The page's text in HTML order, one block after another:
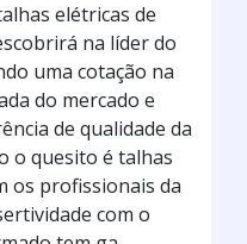
elétricas de
na líder do
uma cotação na
do mercado e
de qualidade da
o quesito é talhas
os profissionais da
com o